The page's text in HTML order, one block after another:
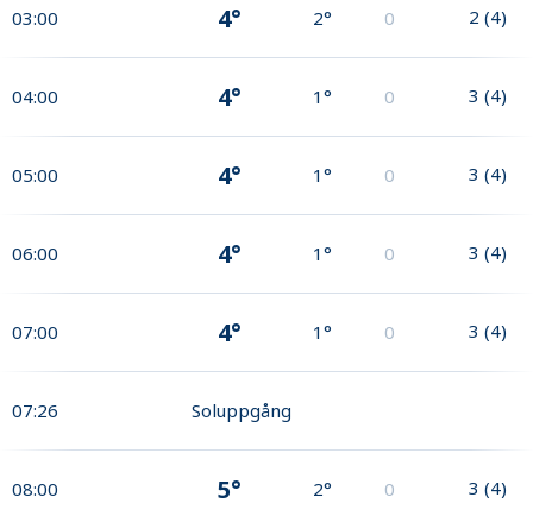
03:00 4° 2° 0 2 (4)
04:00 4° 1° 0 3 (4)
05:00 4° 1° 0 3 (4)
06:00 4° 1° 0 3 (4)
07:00 4° 1° 0 3 (4)
07:26 Soluppgång
08:00 5° 2° 0 3 (4)